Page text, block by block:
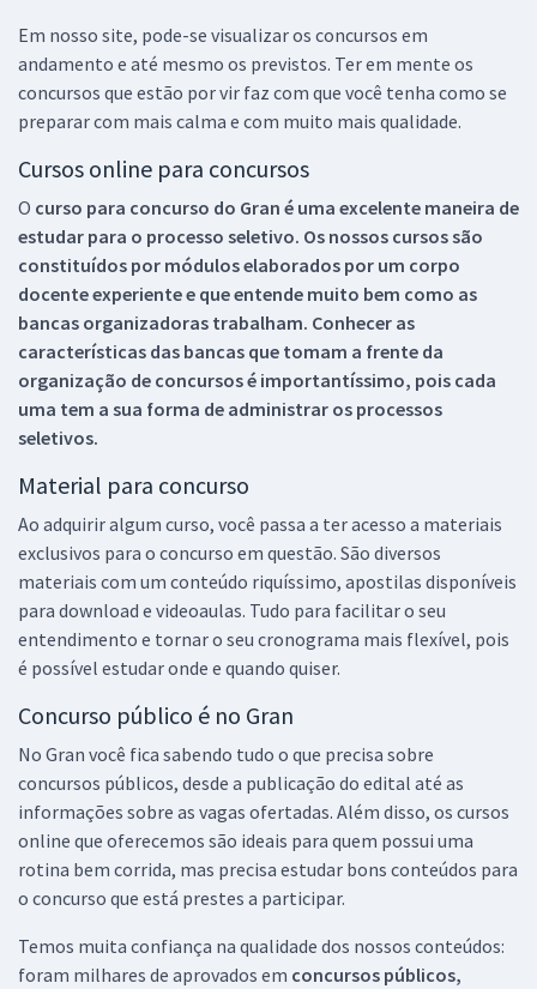
Em nosso site, pode-se visualizar os concursos em
andamento e até mesmo os previstos. Ter em mente os
concursos que estão por vir faz com que você tenha como se
preparar com mais calma e com muito mais qualidade.
Cursos online para concursos
O curso para concurso do Gran é uma excelente maneira de
estudar para o processo seletivo. Os nossos cursos são
constituídos por módulos elaborados por um corpo
docente experiente e que entende muito bem como as
bancas organizadoras trabalham. Conhecer as
características das bancas que tomam a frente da
organização de concursos é importantíssimo, pois cada
uma tem a sua forma de administrar os processos
seletivos.
Material para concurso
Ao adquirir algum curso, você passa a ter acesso a materiais
exclusivos para o concurso em questão. São diversos
materiais com um conteúdo riquíssimo, apostilas disponíveis
para download e videoaulas. Tudo para facilitar o seu
entendimento e tornar o seu cronograma mais flexível, pois
é possível estudar onde e quando quiser.
Concurso público é no Gran
No Gran você fica sabendo tudo o que precisa sobre
concursos públicos, desde a publicação do edital até as
informações sobre as vagas ofertadas. Além disso, os cursos
online que oferecemos são ideais para quem possui uma
rotina bem corrida, mas precisa estudar bons conteúdos para
o concurso que está prestes a participar.
Temos muita confiança na qualidade dos nossos conteúdos:
foram milhares de aprovados em concursos públicos,